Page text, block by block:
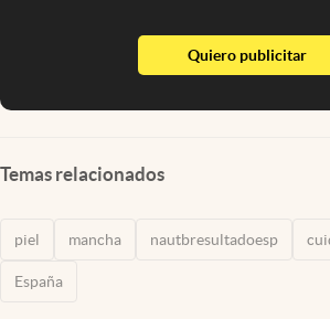
Quiero publicitar
Temas relacionados
piel mancha nautbresultadoesp
España